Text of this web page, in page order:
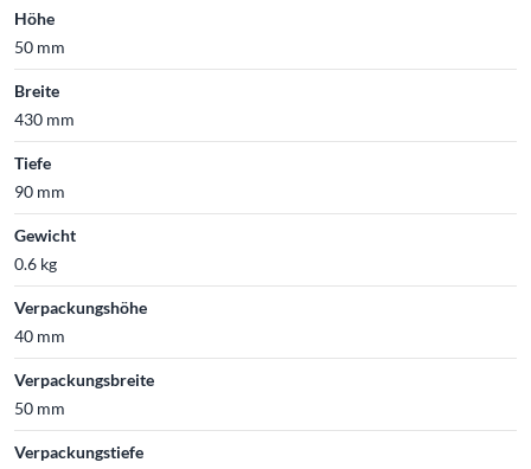
Höhe
50 mm
Breite
430 mm
Tiefe
90 mm
Gewicht
0.6 kg
Verpackungshöhe
40 mm
Verpackungsbreite
50 mm
Verpackungstiefe